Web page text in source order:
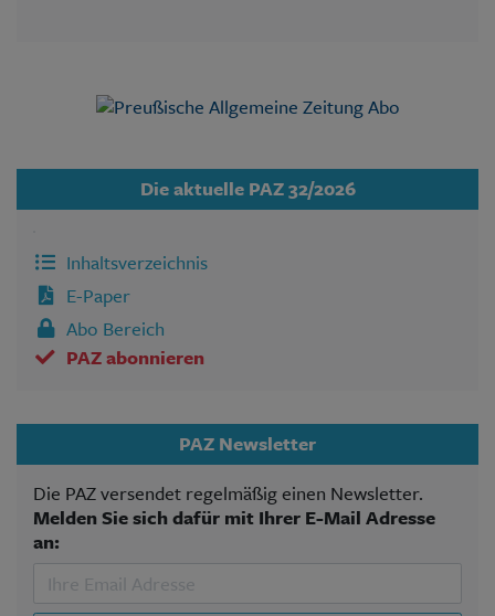
Die aktuelle PAZ 32/2026
Inhaltsverzeichnis
E-Paper
Abo Bereich
PAZ abonnieren
PAZ Newsletter
Die PAZ versendet regelmäßig einen Newsletter.
Melden Sie sich dafür mit Ihrer E-Mail Adresse
an: